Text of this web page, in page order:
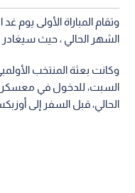
الشهر الحالي ، حيث سيغادر
وكانت بعثة المنتخب
الحالي، قبل السفر إلى